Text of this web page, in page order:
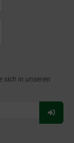
sich in unseren
Für